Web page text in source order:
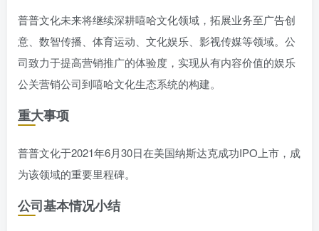
普普文化未来将继续深耕嘻哈文化领域，拓展业务至广告创
意、数智传播、体育运动、文化娱乐、影视传媒等领域。公
司致力于提高营销推广的体验度，实现从有内容价值的娱乐
公关营销公司到嘻哈文化生态系统的构建。
重大事项
普普文化于2021年6月30日在美国纳斯达克成功IPO上市，成
为该领域的重要里程碑。
公司基本情况小结